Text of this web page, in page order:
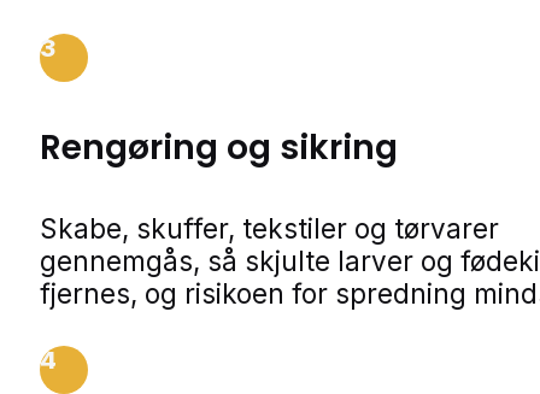
3
Rengøring og sikring
Skabe, skuffer, tekstiler og tørvarer
gennemgås, så skjulte larver og
fjernes, og risikoen for spredning
4